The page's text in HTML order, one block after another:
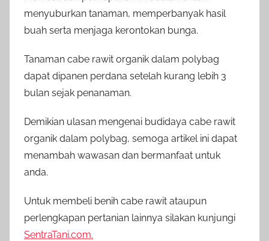
menyuburkan tanaman, memperbanyak hasil
buah serta menjaga kerontokan bunga.
Tanaman cabe rawit organik dalam polybag
dapat dipanen perdana setelah kurang lebih 3
bulan sejak penanaman.
Demikian ulasan mengenai budidaya cabe rawit
organik dalam polybag, semoga artikel ini dapat
menambah wawasan dan bermanfaat untuk
anda.
Untuk membeli benih cabe rawit ataupun
perlengkapan pertanian lainnya silakan kunjungi
SentraTani.com.